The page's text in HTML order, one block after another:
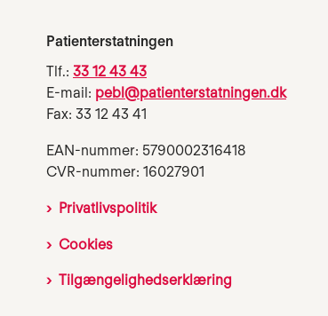
Patienterstatningen
Tlf.: 33 12 43 43
E-mail: pebl@patienterstatningen.dk
Fax: 33 12 43 41
EAN-nummer: 5790002316418
CVR-nummer: 16027901
Privatlivspolitik
Cookies
Tilgængelighedserklæring